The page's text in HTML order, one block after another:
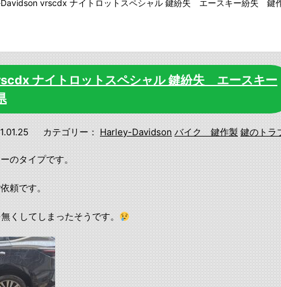
vrscdx ナイトロットスペシャル 鍵紛失 エースキー紛失 鍵
ナイトロットスペシャル 鍵紛失 エースキー
カテゴリー： Harley-Davidson バイク 鍵作製 鍵のトラ
のタイプです。
頼です。
くしてしまったそうです。